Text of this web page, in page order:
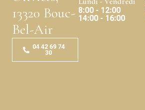
13320 Bouc-
Bel-Air
04 42 69 74
30
8:00 - 12:00
14:00 - 16:00